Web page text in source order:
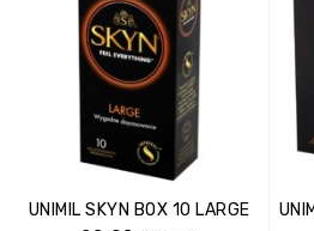
UNIMIL SKYN BOX 10 LARGE